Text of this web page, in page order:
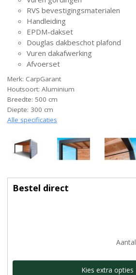
RVS bevestigingsmaterialen
Handleiding
EPDM-dakset
Douglas dakbeschot plafond
Vuren dakafwerking
Afvoerset
Merk: CarpGarant
Houtsoort: Aluminium
Breedte: 500 cm
Diepte: 300 cm
Alle specificaties
Bestel direct
Aantal
Kies extra opties